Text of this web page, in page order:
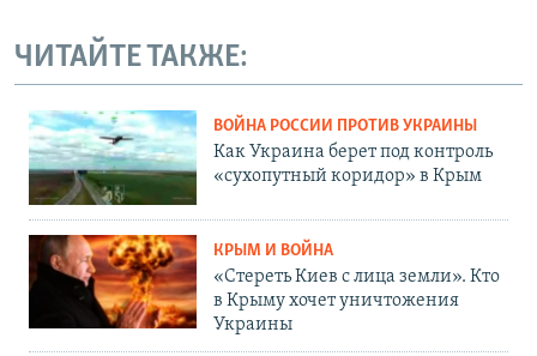
ЧИТАЙТЕ ТАКЖЕ:
ВОЙНА РОССИИ ПРОТИВ УКРАИНЫ
Как Украина берет под контроль
«сухопутный коридор» в Крым
КРЫМ И ВОЙНА
«Стереть Киев с лица земли». Кто
в Крыму хочет уничтожения
Украины